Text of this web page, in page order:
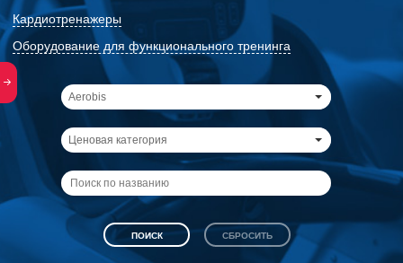
Кардиотренажеры
Оборудование для функционального тренинга
Aerobis
Ценовая категория